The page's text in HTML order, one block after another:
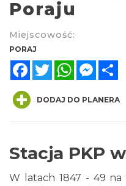
Poraju
Miejscowość:
PORAJ
FacebookTwitterWhatsApp
DODAJ DO PLANERA
Stacja PKP
W latach 1847 - 49 na